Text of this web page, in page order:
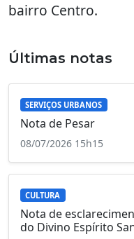
bairro Centro.
Últimas notas
SERVIÇOS URBANOS
Nota de Pesar
08/07/2026 15h15
CULTURA
Nota de
do Divino Espírito